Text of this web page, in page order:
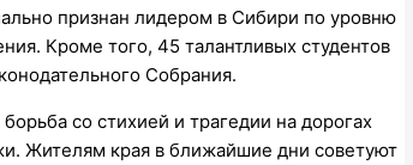
признан лидером в Сибири по уровню
Кроме того, 45 талантливых студентов
Собрания.
со стихией и трагедии на дорогах
Жителям края в ближайшие дни советуют